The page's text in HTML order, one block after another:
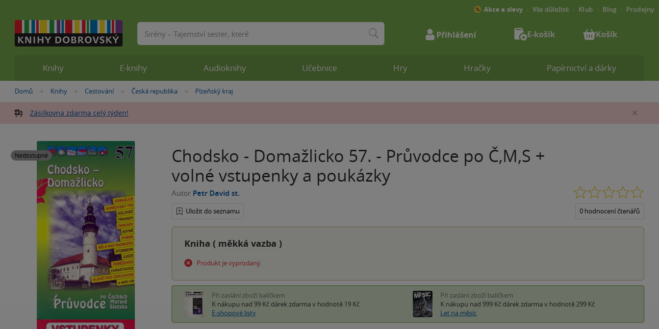
Nacházíte
zde:
Domů »
Knihy »
Cestování »
Česká republika »Plzeňský kraj
Zásilkovna zdarma celý týden!
Nedostupné
Chodsko - Domažlicko 57. - Průvodce po Č,M,S +
volné vstupenky a poukázky
Autor Petr David st.
Uložit do seznamu 0 hodnocení čtenářů
Kniha ( měkká vazba )
Produkt je vyprodaný.
Při zaslání zboží balíčkem
K nákupu nad 99 Kč dárek zdarma v hodnotě 19 Kč
E-shopové listy
Při zaslání zboží balíčkem
K nákupu nad 999 Kč dárek zdarma v hodnotě 299 Kč
Let na měsíc
Knihy E-knihy Audioknihy Učebnice Hry Hračky Papírnictví a dárky
Akce a slevy Vše důležité Klub Blog Prodejny
Vyhledávání Přihlášení E-košík Košík